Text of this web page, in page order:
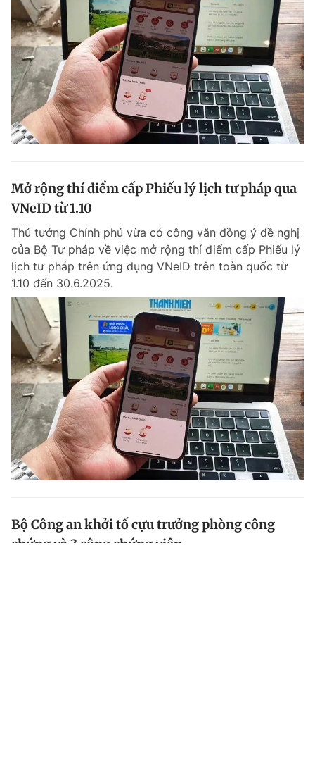
Mở rộng thí điểm cấp Phiếu lý lịch tư pháp qua
VNeID từ 1.10
Thủ tướng Chính phủ vừa có công văn đồng ý đề nghị
của Bộ Tư pháp về việc mở rộng thí điểm cấp Phiếu lý
lịch tư pháp trên ứng dụng VNeID trên toàn quốc từ
1.10 đến 30.6.2025.
Bộ Công an khởi tố cựu trưởng phòng công
chứng và 3 công chứng viên